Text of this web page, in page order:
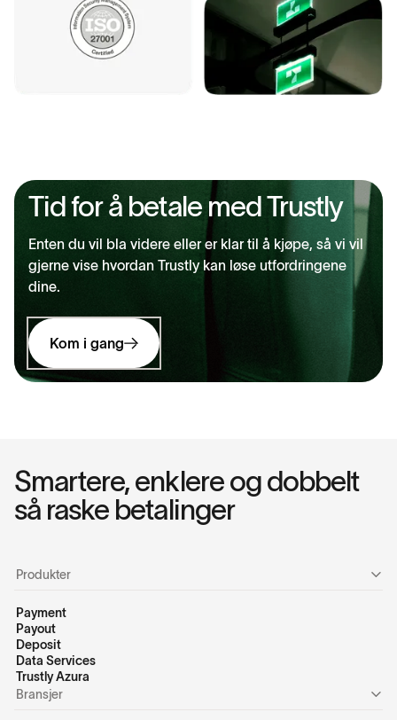
Tid for å betale med Trustly
Enten du vil bla videre eller er klar til å kjøpe, så vi vil
gjerne vise hvordan Trustly kan løse utfordringene
dine.
Kom i gang
Smartere, enklere og dobbelt
så raske betalinger
Produkter
Payment
Payout
Deposit
Data Services
Trustly Azura
Bransjer